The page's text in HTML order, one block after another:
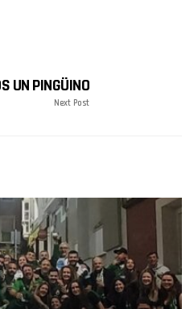
UN PINGÜINO
Next Post